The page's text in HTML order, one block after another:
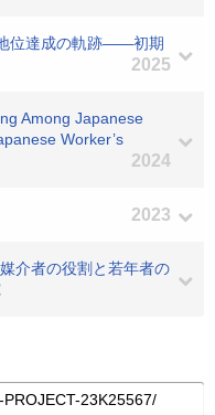
位達成の軌跡――初期
2025
Among Japanese
Worker’s
2024
2023
介者の役割と若年者の